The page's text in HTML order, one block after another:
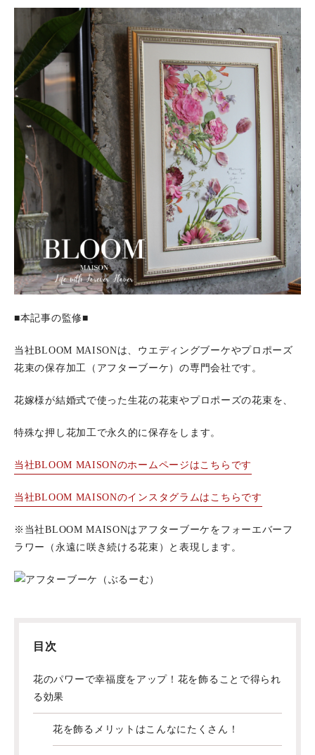
■本記事の監修■
当社BLOOM MAISONは、ウエディングブーケやプロポーズ
花束の保存加工（アフターブーケ）の専門会社です。
花嫁様が結婚式で使った生花の花束やプロポーズの花束を、
特殊な押し花加工で永久的に保存をします。
当社BLOOM MAISONのホームページはこちらです
当社BLOOM MAISONのインスタグラムはこちらです
※当社BLOOM MAISONはアフターブーケをフォーエバーフ
ラワー（永遠に咲き続ける花束）と表現します。
目次
花のパワーで幸福度をアップ！花を飾ることで得られ
る効果
花を飾るメリットはこんなにたくさん！